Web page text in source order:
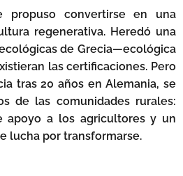
propuso convertirse en una
regenerativa. Heredó una
de Grecia—ecológica
las certificaciones. Pero
tras 20 años en Alemania, se
de las comunidades rurales:
apoyo a los agricultores y un
lucha por transformarse.